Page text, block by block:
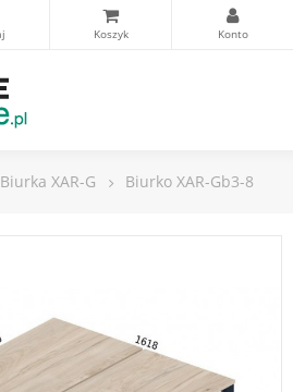
Biurka XAR-G Biurko XAR-Gb3-8